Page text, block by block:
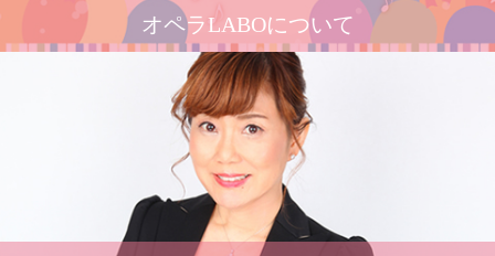
オペラLABOについて